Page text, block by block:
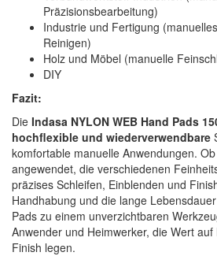
Präzisionsbearbeitung)
Industrie und Fertigung
Reinigen)
Holz und Möbel (manuelle
DIY
Fazit:
Die Indasa NYLON WEB Hand Pads
hochflexible und wiederverwendbare
komfortable manuelle Anwendungen.
angewendet, die verschiedenen
präzises Schleifen, Einblenden und
Handhabung und die lange
Pads zu einem unverzichtbaren
Anwender und Heimwerker, die Wert
Finish legen.